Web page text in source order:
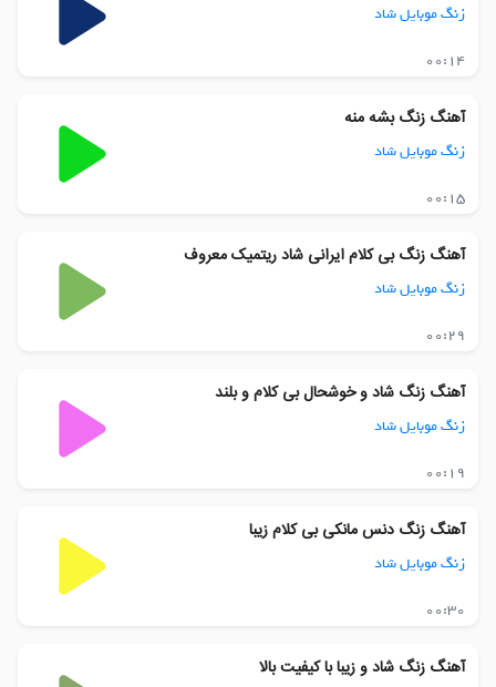
زنگ موبایل شاد
00:14
آهنگ زنگ بشه منه
زنگ موبایل شاد
00:15
آهنگ زنگ بی کلام ایرانی شاد ریتمیک معروف
زنگ موبایل شاد
00:29
آهنگ زنگ شاد و خوشحال بی کلام و بلند
زنگ موبایل شاد
00:19
آهنگ زنگ دنس مانکی بی کلام زیبا
زنگ موبایل شاد
00:30
آهنگ زنگ شاد و زیبا با کیفیت بالا